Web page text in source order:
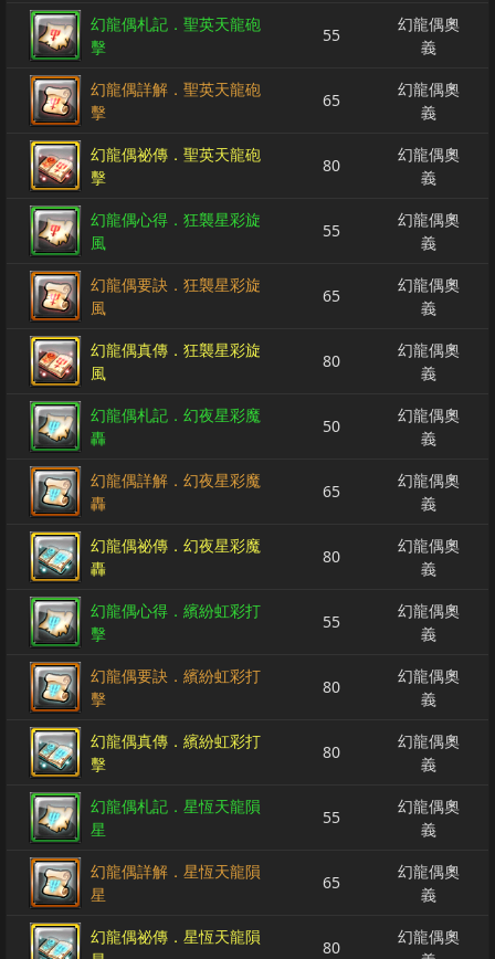
幻龍偶札記．聖英天龍砲
擊
55
幻龍偶奧
義
幻龍偶詳解．聖英天龍砲
擊
65
幻龍偶奧
義
幻龍偶祕傳．聖英天龍砲
擊
80
幻龍偶奧
義
幻龍偶心得．狂襲星彩旋
風
55
幻龍偶奧
義
幻龍偶要訣．狂襲星彩旋
風
65
幻龍偶奧
義
幻龍偶真傳．狂襲星彩旋
風
80
幻龍偶奧
義
幻龍偶札記．幻夜星彩魔
轟
50
幻龍偶奧
義
幻龍偶詳解．幻夜星彩魔
轟
65
幻龍偶奧
義
幻龍偶祕傳．幻夜星彩魔
轟
80
幻龍偶奧
義
幻龍偶心得．繽紛虹彩打
擊
55
幻龍偶奧
義
幻龍偶要訣．繽紛虹彩打
擊
80
幻龍偶奧
義
幻龍偶真傳．繽紛虹彩打
擊
80
幻龍偶奧
義
幻龍偶札記．星恆天龍隕
星
55
幻龍偶奧
義
幻龍偶詳解．星恆天龍隕
星
65
幻龍偶奧
義
幻龍偶祕傳．星恆天龍隕
80
幻龍偶奧